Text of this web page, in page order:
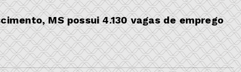
MS possui 4.130 vagas de emprego